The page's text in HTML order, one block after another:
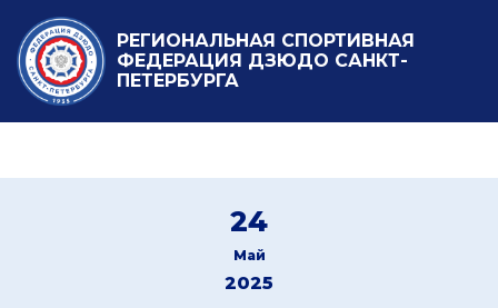
РЕГИОНАЛЬНАЯ СПОРТИВНАЯ
ФЕДЕРАЦИЯ ДЗЮДО САНКТ-
ПЕТЕРБУРГА
24
Май
2025